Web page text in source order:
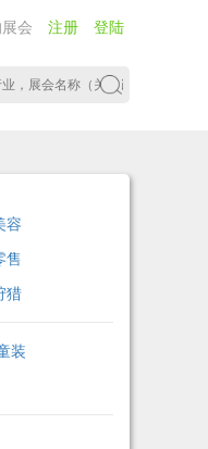
会 注册 登陆
容
售
猎
装